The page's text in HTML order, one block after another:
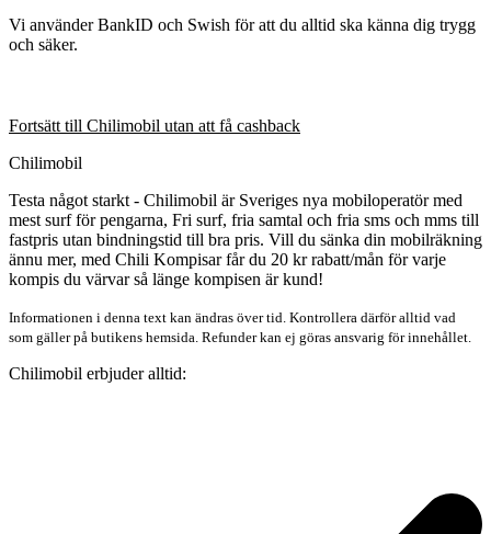
Vi använder BankID och Swish för att du alltid ska känna dig trygg
och säker.
Fortsätt till Chilimobil utan att få cashback
Chilimobil
Testa något starkt - Chilimobil är Sveriges nya mobiloperatör med
mest surf för pengarna, Fri surf, fria samtal och fria sms och mms till
fastpris utan bindningstid till bra pris. Vill du sänka din mobilräkning
ännu mer, med Chili Kompisar får du 20 kr rabatt/mån för varje
kompis du värvar så länge kompisen är kund!
Informationen i denna text kan ändras över tid. Kontrollera därför alltid vad
som gäller på butikens hemsida. Refunder kan ej göras ansvarig för innehållet.
Chilimobil erbjuder alltid: